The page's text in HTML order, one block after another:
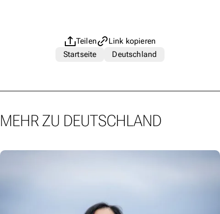
Teilen
Link kopieren
Startseite
Deutschland
MEHR ZU DEUTSCHLAND